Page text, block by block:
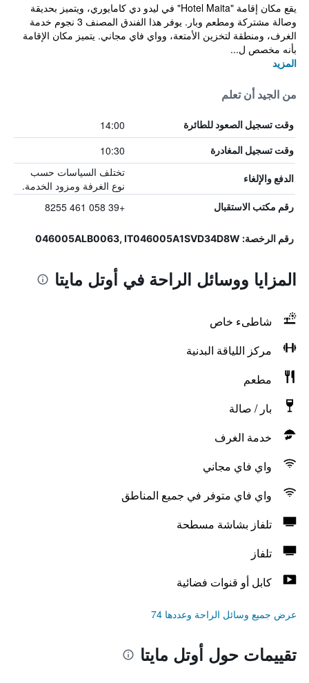
يقع مكان إقامة "Hotel Maita" في ليدو دي كامايوري، ويتميز بحديقة
وصالة مشتركة ومطعم وبار. يوفر هذا الفندق المصنف 3 نجوم خدمة
الغرف، ومنطقة لتخزين الأمتعة، وواي فاي مجاني. يتميز مكان الإقامة
بأنه مخصص ل...
المزيد
من الجيد أن تعلم
وقت تسجيل الصعود للطائرة 14:00
وقت تسجيل المغادرة 10:30
الدفع والإلغاء
تختلف السياسات حسب
نوع الغرفة ومزود الخدمة.
رقم مكتب الاستقبال +39 058 461 8255
رقم الرخصة: 046005ALB0063, IT046005A1SVD34D8W
المزايا ووسائل الراحة في أوتل مايتا
شاطىء خاص
مركز اللياقة البدنية
مطعم
بار / صالة
خدمة الغرف
واي فاي مجاني
واي فاي متوفر في جميع المناطق
تلفاز بشاشة مسطحة
تلفاز
كابل أو قنوات فضائية
عرض جميع وسائل الراحة وعددها 74
تقييمات حول أوتل مايتا